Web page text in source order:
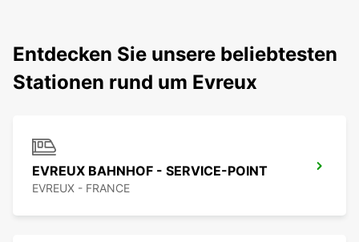
Entdecken Sie unsere beliebtesten
Stationen rund um Evreux
EVREUX BAHNHOF - SERVICE-POINT
EVREUX - FRANCE